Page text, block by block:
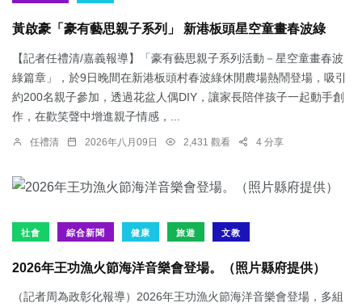
黃啟豪「豪有藝思親子系列」 新港板頭星空童畫春波綠
【記者任禮清/嘉義報導】「豪有藝思親子系列活動－星空童畫春波
綠篇章」，於9日晚間在新港板頭村春波綠休閒農場熱鬧登場，吸引
約200名親子參加，透過花盆人偶DIY，讓家長陪伴孩子一起動手創
作，在歡笑聲中增進親子情感，...
任禮清 2026年八月09日 2,431 觀看 4 分享
社會 綜合新聞 健康 旅遊 文教
2026年王功漁火節海洋音樂會登場。（照片縣府提供）
（記者周為政彰化報導）2026年王功漁火節海洋音樂會登場，多組